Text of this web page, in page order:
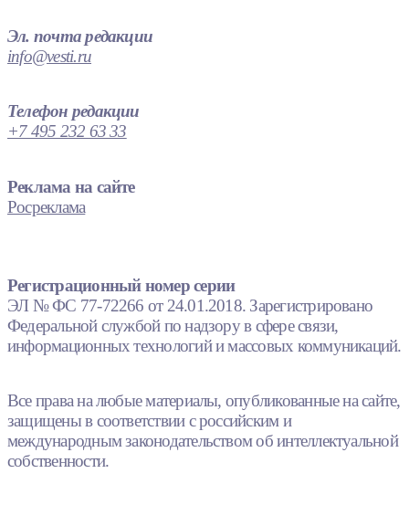
Эл. почта редакции
info@vesti.ru
Телефон редакции
+7 495 232 63 33
Реклама на сайте
Росреклама
Регистрационный номер серии
ЭЛ № ФС 77-72266 от 24.01.2018. Зарегистрировано
Федеральной службой по надзору в сфере связи,
информационных технологий и массовых коммуникаций.
Все права на любые материалы, опубликованные на сайте,
защищены в соответствии с российским и
международным законодательством об интеллектуальной
собственности.